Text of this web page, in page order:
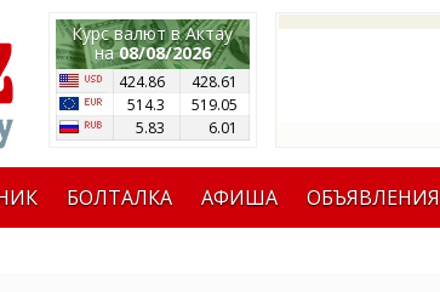
Курс валют в Актау
на08/08/2026
424.86
428.61
514.3
519.05
5.83
6.01
БОЛТАЛКА АФИША ОБЪЯВЛЕНИЯ